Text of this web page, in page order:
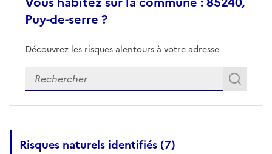
Puy-de-serre ?
Découvrez les risques alentours à votre adresse
Veuillez renseigner votre adresse exacte
Risques naturels identifiés (7)